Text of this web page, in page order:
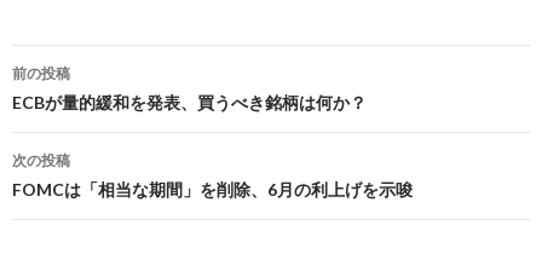
投
稿
ナ
ビ
ゲ
前の投稿
ECBが量的緩和を発表、買うべき銘柄は何か？
次の投稿
FOMCは「相当な期間」を削除、6月の利上げを示唆